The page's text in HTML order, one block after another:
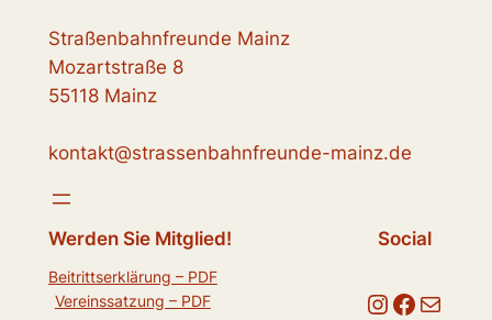
Straßenbahnfreunde Mainz
Mozartstraße 8
55118 Mainz
kontakt@strassenbahnfreunde-mainz.de
Werden Sie Mitglied!
Beitrittserklärung – PDF
Vereinssatzung – PDF
Social
Instagram Facebook E-Mail